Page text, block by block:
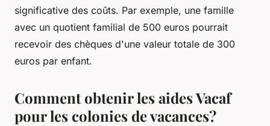
significative des coûts. Par exemple, une famille
avec un quotient familial de 500 euros pourrait
recevoir des chèques d'une valeur totale de 300
euros par enfant.
Comment obtenir les aides Vacaf
pour les colonies de vacances?